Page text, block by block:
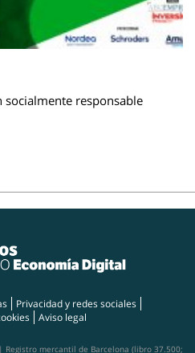
socialmente responsable
Privacidad y redes sociales
Aviso legal
Registro mercantil de Barcelona (libro 37.500;